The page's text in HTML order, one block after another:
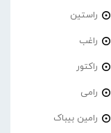
راستین
راغب
راکتور
رامی
رامین بیباک